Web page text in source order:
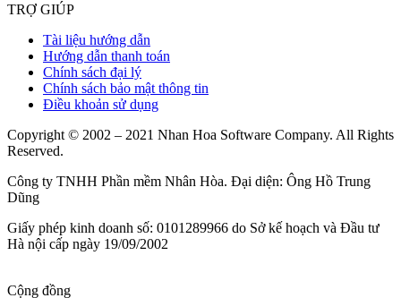
TRỢ GIÚP
Tài liệu hướng dẫn
Hướng dẫn thanh toán
Chính sách đại lý
Chính sách bảo mật thông tin
Điều khoản sử dụng
Copyright © 2002 – 2021 Nhan Hoa Software Company. All Rights
Reserved.
Công ty TNHH Phần mềm Nhân Hòa. Đại diện: Ông Hồ Trung
Dũng
Giấy phép kinh doanh số: 0101289966 do Sở kế hoạch và Đầu tư
Hà nội cấp ngày 19/09/2002
Cộng đồng